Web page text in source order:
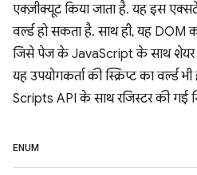
एक्ज़ीक्यूट किया जाता है. यह इस
वर्ल्ड हो सकता है. साथ ही, यह DOM
जिसे पेज के JavaScript के साथ शेयर
यह उपयोगकर्ता की स्क्रिप्ट का वर्ल्ड
Scripts API के साथ रजिस्टर की गई
ENUM